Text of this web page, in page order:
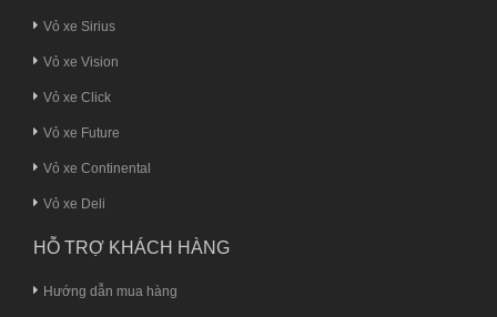
Vỏ xe Sirius
Vỏ xe Vision
Vỏ xe Click
Vỏ xe Future
Vỏ xe Continental
Vỏ xe Deli
HỖ TRỢ KHÁCH HÀNG
Hướng dẫn mua hàng